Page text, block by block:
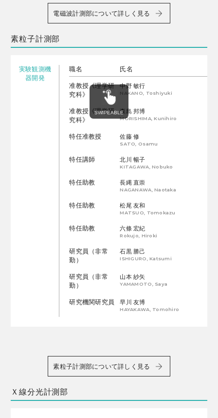
電磁波計測部について詳しく見る
素粒子計測部
実験観測機
器開発
職名 氏名
准教授《理学研
究科》
中野 敏行
NAKANO, Toshiyuki
准教授《理学研
究科》
森島 邦博
MORISHIMA, Kunihiro
特任准教授 佐藤 修
SATO, Osamu
特任講師 北川 暢子
KITAGAWA, Nobuko
特任助教 長縄 直崇
NAGANAWA, Naotaka
特任助教 松尾 友和
MATSUO, Tomokazu
特任助教 六條 宏紀
Rokujo, Hiroki
研究員（非常
勤）
石黒 勝己
ISHIGURO, Katsumi
研究員（非常
勤）
山本 紗矢
YAMAMOTO, Saya
研究機関研究員 早川 友博
HAYAKAWA, Tomohiro
素粒子計測部について詳しく見る
Ｘ線分光計測部